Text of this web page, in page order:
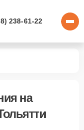
238-61-22
на